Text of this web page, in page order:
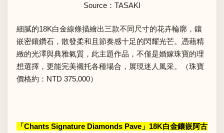
Source： TASAKI
細膩的18K白金線條描繪出三款不同尺寸的花卉輪廓，鑲
嵌密鑲鑽石，散發柔和且節奏感十足的閃耀光芒。憑藉精
緻的光澤與典雅氣質，此主題作品，不僅是婚嫁珠寶的理
想選擇，更能完美襯托各種場合，展現迷人風采。（珠寶
價格約：NTD 375,000）
「Chants Signature Diamonds Pave」18K白金鑲嵌阿古